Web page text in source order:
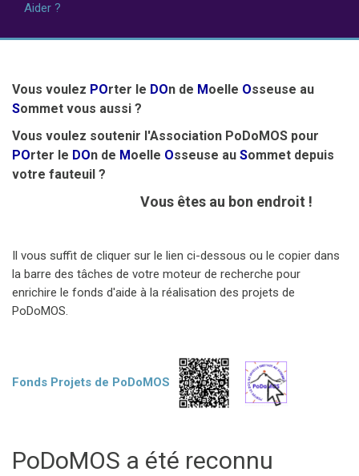
ACTIVITÉS / SAISON
Aider ?
Vous voulez POrter le DOn de Moelle Osseuse au
Sommet vous aussi ?
Vous voulez soutenir l'Association PoDoMOS pour
POrter le DOn de Moelle Osseuse au Sommet depuis
votre fauteuil ?
Vous êtes au bon endroit !
Il vous suffit de cliquer sur le lien ci-dessous ou le copier dans
la barre des tâches de votre moteur de recherche pour
enrichire le fonds d'aide à la réalisation des projets de
PoDoMOS.
Fonds Projets de PoDoMOS
PoDoMOS a été reconnu